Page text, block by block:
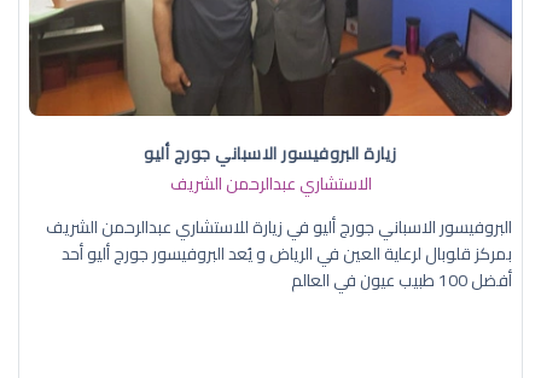
زيارة البروفيسور الاسباني جورج أليو
الاستشاري عبدالرحمن الشريف
البروفيسور الاسباني جورج أليو في زيارة للاستشاري عبدالرحمن الشريف
بمركز قلوبال لرعاية العين في الرياض و يُعد البروفيسور جورج أليو أحد
أفضل 100 طبيب عيون في العالم